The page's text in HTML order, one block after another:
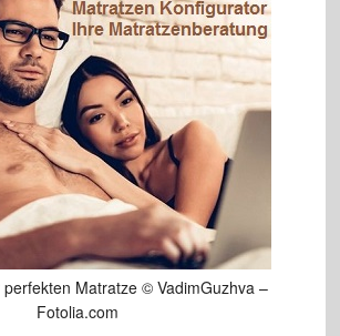
Matratze © VadimGuzhva –
Fotolia.com